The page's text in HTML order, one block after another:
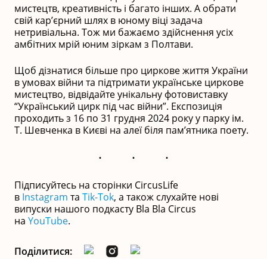
мистецтв, креативність і багато інших. А обрати
свій кар’єрний шлях в юному віці задача
нетривіальна. Тож ми бажаємо здійснення усіх
амбітних мрій юним зіркам з Полтави.
Щоб дізнатися більше про циркове життя України
в умовах війни та підтримати українське циркове
мистецтво, відвідайте унікальну фотовиставку
“Український цирк під час війни”. Експозиція
проходить з 16 по 31 грудня 2024 року у парку ім.
Т. Шевченка в Києві на алеї біля пам’ятника поету.
Підписуйтесь на сторінки CircusLife
в Instagram та Tik-Tok, а також слухайте нові
випуски нашого подкасту Bla Bla Circus
на YouTube.
Поділитися: